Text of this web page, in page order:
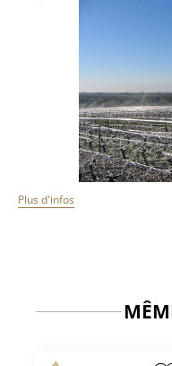
Plus d'infos